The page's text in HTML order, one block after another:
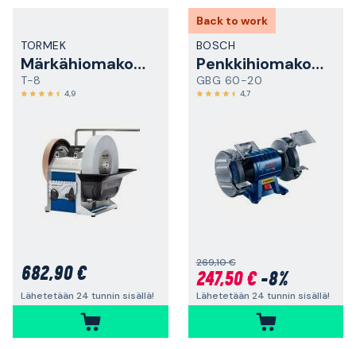
TORMEK
Märkähiomakone
T-8
4,9
682,90 €
Lähetetään 24 tunnin sisällä!
Back to work
BOSCH
Penkkihiomakone
GBG 60-20
4,7
269,10 €
247,50 €-8%
Lähetetään 24 tunnin sisällä!